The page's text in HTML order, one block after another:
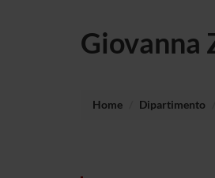
Giovanna
Home Dipartimento